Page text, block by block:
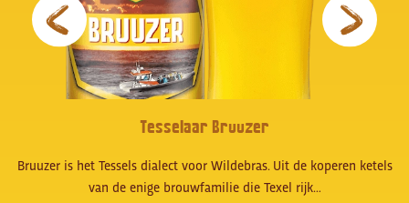
Tesselaar Bruuzer
Bruuzer is het Tessels dialect voor Wildebras. Uit de koperen ketels
van de enige brouwfamilie die Texel rijk…